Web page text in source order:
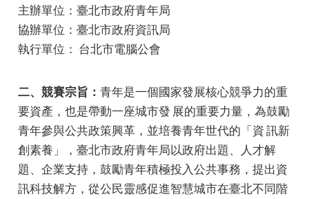
主辦單位：臺北市政府青年局
協辦單位：臺北市政府資訊局
執行單位： 台北市電腦公會
二、競賽宗旨： 青年是一個國家發展核心競爭力的重
要資產，也是帶動一座城市發 展的重要力量，為鼓勵
青年參與公共政策興革，並培養青年世代的「資 訊新
創素養」，臺北市政府青年局以政府出題、人才解
題、企業支持，鼓勵青年積極投入公共事務，提出資
訊科技解方，從公民靈感促進智慧城市在臺北不同階